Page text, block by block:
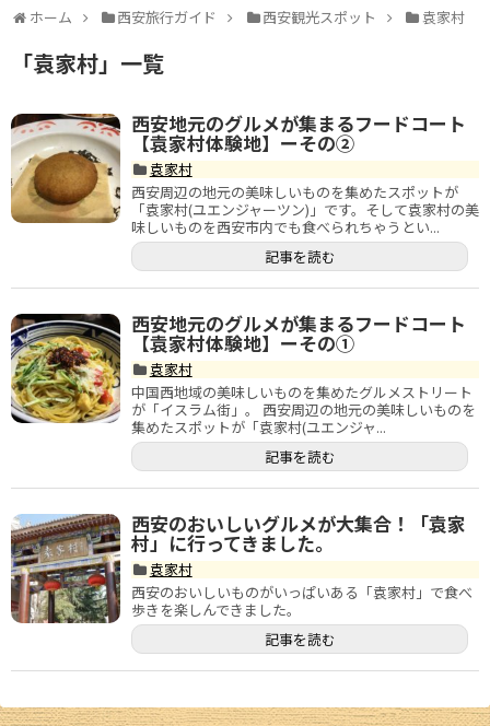
ホーム 西安旅行ガイド 西安観光スポット 袁家村
「袁家村」 一覧
西安地元のグルメが集まるフードコート
【袁家村体験地】ーその②
袁家村
西安周辺の地元の美味しいものを集めたスポットが
「袁家村(ユエンジャーツン)」です。そして袁家村の美
味しいものを西安市内でも食べられちゃうとい...
記事を読む
西安地元のグルメが集まるフードコート
【袁家村体験地】ーその①
袁家村
中国西地域の美味しいものを集めたグルメストリート
が「イスラム街」。 西安周辺の地元の美味しいものを
集めたスポットが「袁家村(ユエンジャ...
記事を読む
西安のおいしいグルメが大集合！「袁家
村」に行ってきました。
袁家村
西安のおいしいものがいっぱいある「袁家村」で食べ
歩きを楽しんできました。
記事を読む
北京
上海情報
成都
武漢
内モンゴル
中国その他のエリア
香港・マカオ
台湾情報
中国ビザ
ホテル予約サイト